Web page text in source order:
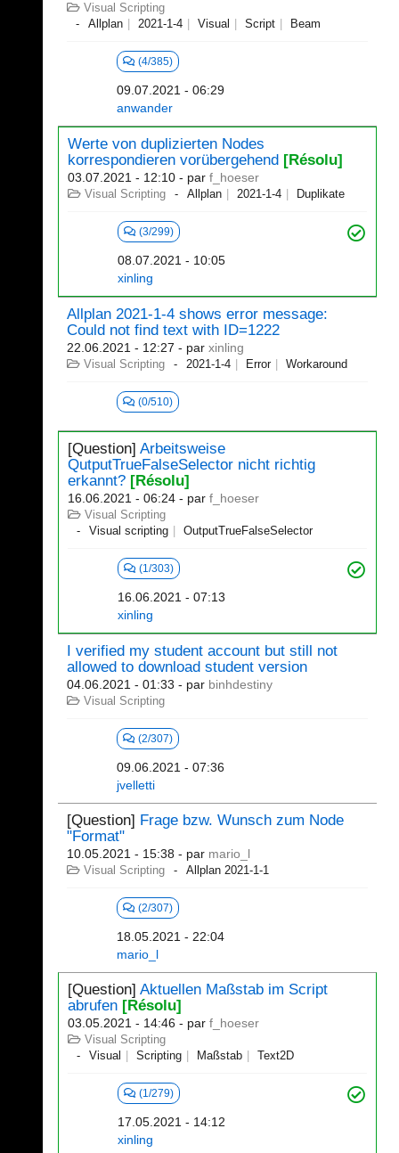
Visual Scripting
Allplan
2021-1-4 Visual Script Beam
(4/385)
09.07.2021 - 06:29
anwander
Werte von duplizierten Nodes
korrespondieren vorübergehend [Résolu]
03.07.2021 - 12:10 - par f_hoeser
Visual Scripting Allplan 2021-1-4 Duplikate
(3/299)
08.07.2021 - 10:05
xinling
Allplan 2021-1-4 shows error message:
Could not find text with ID=1222
22.06.2021 - 12:27 - par xinling
Visual Scripting 2021-1-4 Error Workaround
(0/510)
[Question] Arbeitsweise
QutputTrueFalseSelector nicht richtig
erkannt? [Résolu]
16.06.2021 - 06:24 - par f_hoeser
Visual Scripting
Visual scripting
OutputTrueFalseSelector
(1/303)
16.06.2021 - 07:13
xinling
I verified my student account but still not
allowed to download student version
04.06.2021 - 01:33 - par binhdestiny
Visual Scripting
(2/307)
09.06.2021 - 07:36
jvelletti
[Question] Frage bzw. Wunsch zum Node
"Format"
10.05.2021 - 15:38 - par mario_l
Visual Scripting Allplan 2021-1-1
(2/307)
18.05.2021 - 22:04
mario_l
[Question] Aktuellen Maßstab im Script
abrufen [Résolu]
03.05.2021 - 14:46 - par f_hoeser
Visual Scripting
Visual
Scripting Maßstab Text2D
(1/279)
17.05.2021 - 14:12
xinling